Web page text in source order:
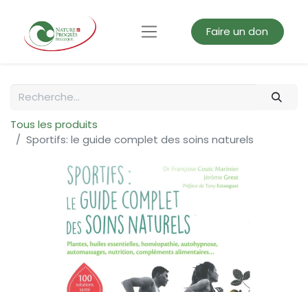
Faire un don
Tous les produits
Sportifs: le guide complet des soins naturels